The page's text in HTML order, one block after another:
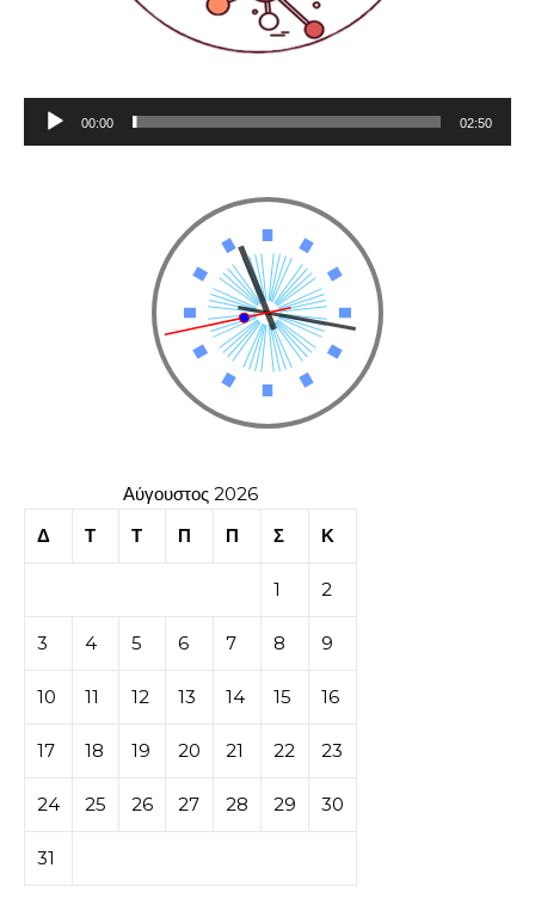
Πρόγραμμα
00:00 02:50
Αύγουστος 2026
Δ
Τ Τ Π Π Σ Κ
1 2
3 4 5 6 7 8 9
10 11 12 13 14 15 16
17 18 19 20 21 22 23
24 25 26 27 28 29 30
31